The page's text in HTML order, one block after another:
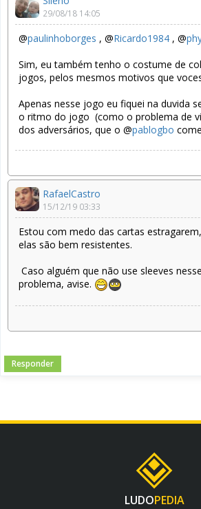
29/08/18 14:05
@paulinhoborges , @Ricardo1984 , @
Sim, eu também tenho o costume de
jogos, pelos mesmos motivos que
Apenas nesse jogo eu fiquei na duvida
o ritmo do jogo (como o problema de
dos adversários, que o @pablogbo
RafaelCastro
15/12/19 03:33
Estou com medo das cartas
elas são bem resistentes.
Caso alguém que não use sleeves
problema, avise.
Responder
LUDOPEDIA